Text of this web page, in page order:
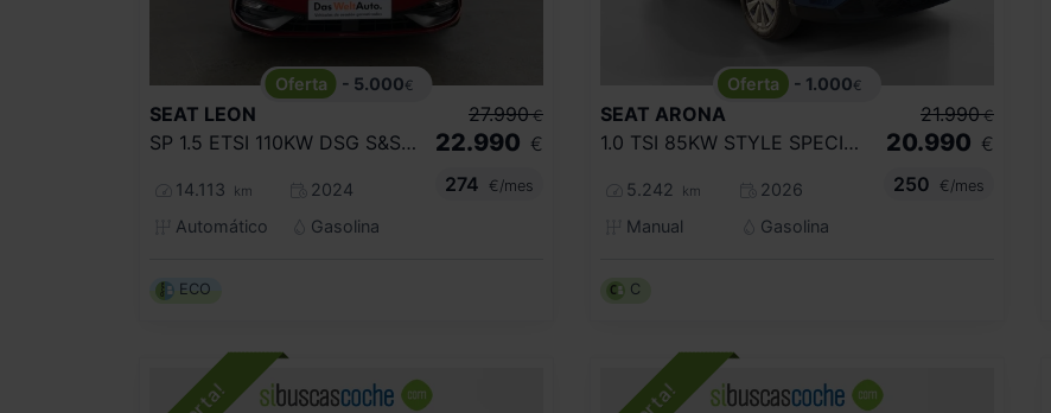
- 5.000€
SEAT LEON
SP 1.5 ETSI 110KW DSG S&S FR SPECIAL ED
14.113 km
2024
Automático
Gasolina
27.990 €
22.990 €
274
€/mes
ECO
- 1.000€
SEAT ARONA
1.0 TSI 85KW STYLE SPECIAL EDITION
5.242 km
2026
Manual
Gasolina
21.990 €
20.990 €
250
€/mes
C